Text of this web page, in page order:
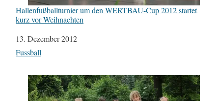
Hallenfußballturnier um den WERTBAU-Cup 2012 startet
kurz vor Weihnachten
Datum
13. Dezember 2012
In Bezug auf
Fussball